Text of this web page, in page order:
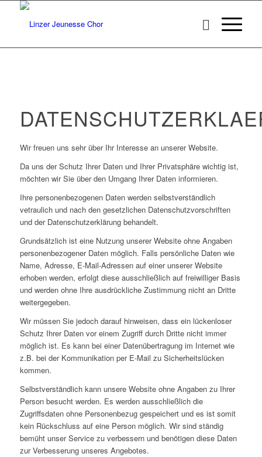
Wir freuen uns sehr über Ihr Interesse an unserer Website.
Da uns der Schutz Ihrer Daten und Ihrer Privatsphäre wichtig ist,
möchten wir Sie über den Umgang Ihrer Daten informieren.
Ihre personenbezogenen Daten werden selbstverständlich
vetraulich und nach den gesetzlichen Datenschutzvorschriften
und der Datenschutzerklärung behandelt.
Grundsätzlich ist eine Nutzung unserer Website ohne Angaben
personenbezogener Daten möglich. Falls persönliche Daten wie
Name, Adresse, E-Mail-Adressen auf einer unserer Website
erhoben werden, erfolgt diese ausschließlich auf freiwilliger Basis
und werden ohne Ihre ausdrückliche Zustimmung nicht an Dritte
weitergegeben.
Wir müssen Sie jedoch darauf hinweisen, dass ein lückenloser
Schutz Ihrer Daten vor einem Zugriff durch Dritte nicht immer
möglich ist. Es kann bei einer Datenübertragung im Internet wie
z.B. bei der Kommunikation per E-Mail zu Sicherheitslücken
kommen.
Selbstverständlich kann unsere Website ohne Angaben zu Ihrer
Person besucht werden. Es werden ausschließlich die
Zugriffsdaten ohne Personenbezug gespeichert und es ist somit
kein Rückschluss auf eine Person möglich. Wir sind ständig
bemüht unser Service zu verbessern und benötigen diese Daten
zur Verbesserung unseres Angebotes.